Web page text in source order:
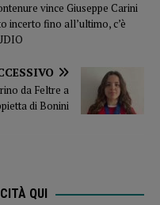
vince Giuseppe Carini
incerto fino all’ultimo, c’è
da Feltre a
di Bonini
QUI